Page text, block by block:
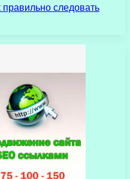
следовать